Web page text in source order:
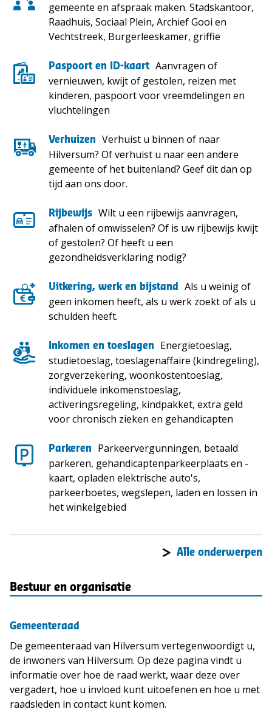
gemeente en afspraak maken. Stadskantoor,
Raadhuis, Sociaal Plein, Archief Gooi en
Vechtstreek, Burgerleeskamer, griffie
Paspoort en ID-kaart Aanvragen of
vernieuwen, kwijt of gestolen, reizen met
kinderen, paspoort voor vreemdelingen en
vluchtelingen
Verhuizen
Verhuist u binnen of naar
Hilversum? Of verhuist u naar een andere
gemeente of het buitenland? Geef dit dan op
tijd aan ons door.
Rijbewijs Wilt u een rijbewijs aanvragen,
afhalen of omwisselen? Of is uw rijbewijs kwijt
of gestolen? Of heeft u een
gezondheidsverklaring nodig?
Uitkering, werk en bijstand
Als u weinig of
geen inkomen heeft, als u werk zoekt of als u
schulden heeft.
Inkomen en toeslagen
Energietoeslag,
studietoeslag, toeslagenaffaire (kindregeling),
zorgverzekering, woonkostentoeslag,
individuele inkomenstoeslag,
activeringsregeling, kindpakket, extra geld
voor chronisch zieken en gehandicapten
Parkeren
Parkeervergunningen, betaald
parkeren, gehandicaptenparkeerplaats en -
kaart, opladen elektrische auto's,
parkeerboetes, wegslepen, laden en lossen in
het winkelgebied
Alle onderwerpen
Bestuur en organisatie
Gemeenteraad
De gemeenteraad van Hilversum vertegenwoordigt u,
de inwoners van Hilversum. Op deze pagina vindt u
informatie over hoe de raad werkt, waar deze over
vergadert, hoe u invloed kunt uitoefenen en hoe u met
raadsleden in contact kunt komen.